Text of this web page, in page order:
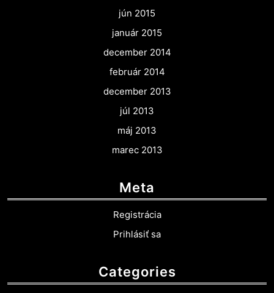
jún 2015
január 2015
december 2014
február 2014
december 2013
júl 2013
máj 2013
marec 2013
Meta
Registrácia
Prihlásiť sa
Categories